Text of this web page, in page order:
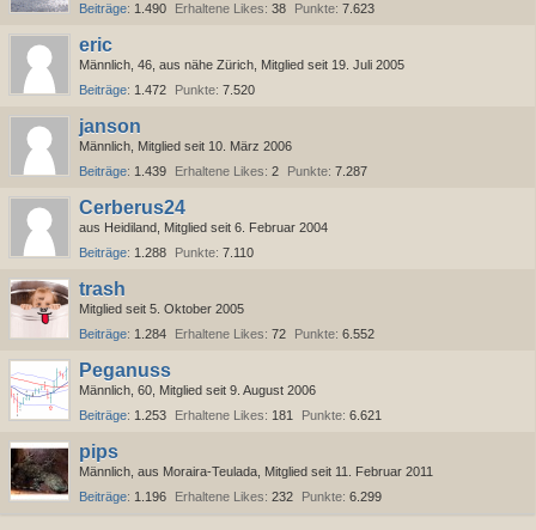
Beiträge 1.490 Erhaltene Likes 38 Punkte 7.623
eric
Männlich 46 aus nähe Zürich Mitglied seit 19. Juli 2005
Beiträge 1.472 Punkte 7.520
janson
Männlich Mitglied seit 10. März 2006
Beiträge 1.439 Erhaltene Likes 2 Punkte 7.287
Cerberus24
aus Heidiland Mitglied seit 6. Februar 2004
Beiträge 1.288 Punkte 7.110
trash
Mitglied seit 5. Oktober 2005
Beiträge 1.284 Erhaltene Likes 72 Punkte 6.552
Peganuss
Männlich 60 Mitglied seit 9. August 2006
Beiträge 1.253 Erhaltene Likes 181 Punkte 6.621
pips
Männlich aus Moraira-Teulada Mitglied seit 11. Februar 2011
Beiträge 1.196 Erhaltene Likes 232 Punkte 6.299